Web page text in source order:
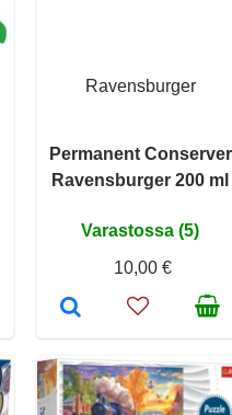
Ravensburger
Permanent Conserver
Ravensburger 200 ml
Varastossa (5)
10,00 €